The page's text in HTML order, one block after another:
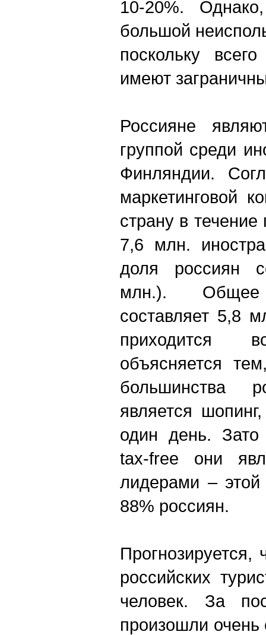
10-20%.
большой
поскольку
имеют
Россияне
группой среди
Финляндии.
маркетинговой
страну в
7,6 млн.
доля россиян
млн.).
составляет 5,8
приходится
объясняется
большинства
является
один день.
tax-free они
лидерами – этой
88% россиян.
Прогнозируется,
российских
человек. За
произошли